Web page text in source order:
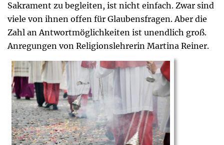
Sakrament zu begleiten, ist nicht einfach. Zwar sind
viele von ihnen offen für Glaubensfragen. Aber die
Zahl an Antwortmöglichkeiten ist unendlich groß.
Anregungen von Religionslehrerin Martina Reiner.